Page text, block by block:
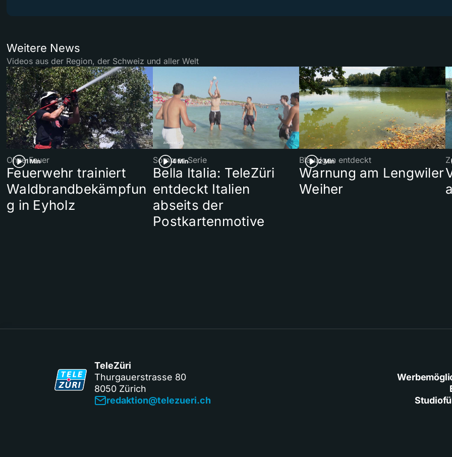
Weitere News
Videos aus der Region, der Schweiz und aller Welt
1 Min
Ohne Feuer
Feuerwehr trainiert
Waldbrandbekämpfun
g in Eyholz
4 Min
Sommer-Serie
Bella Italia: TeleZüri
entdeckt Italien
abseits der
Postkartenmotive
2 Min
Blaualgen entdeckt
Warnung am Lengwiler
Weiher
TeleZüri
Thurgauerstrasse 80
8050 Zürich
redaktion@telezueri.ch